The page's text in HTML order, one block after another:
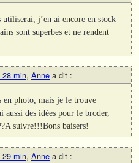
j’en ai encore en stock
sont superbes et ne rendent
28 min, Anne a dit :
en photo, mais je le trouve
aussi des idées pour le broder,
suivre!!!Bons baisers!
29 min, Anne a dit :